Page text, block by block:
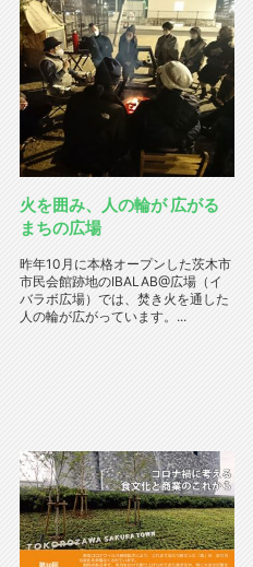
火を囲み、人の輪が 広がる
まちの広場
昨年10月に本格オープンした茨木市
市民会館跡地のIBALAB@広場（イ
バラボ広場）では、焚き火を通した
人の輪が広がっています。...